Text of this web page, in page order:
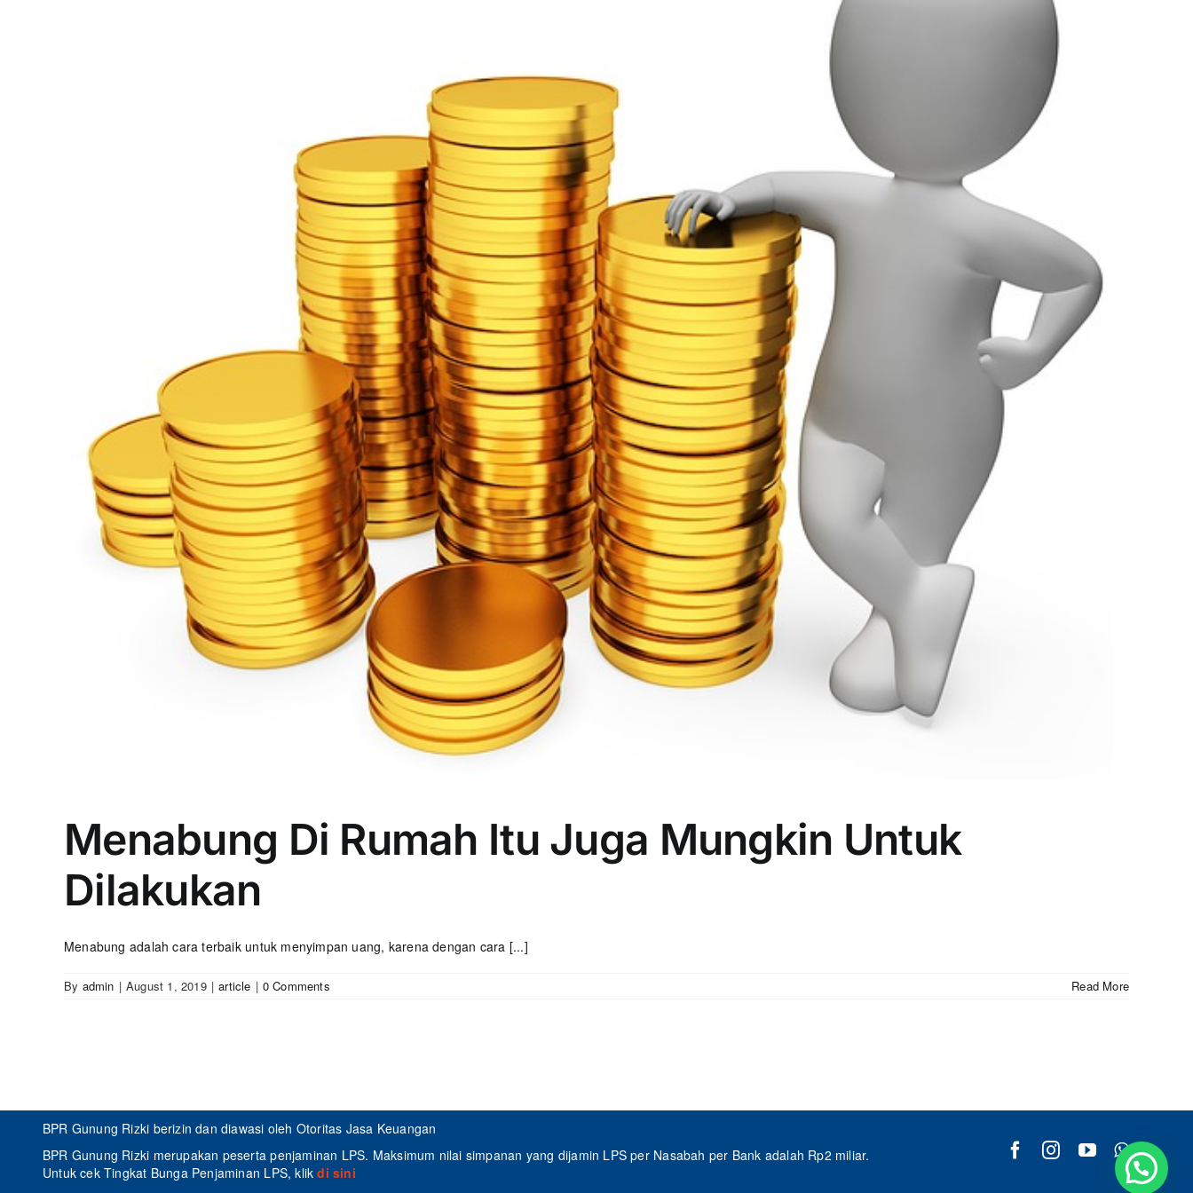
Menabung Di Rumah Itu Juga Mungkin Untuk
Dilakukan
Menabung adalah cara terbaik untuk menyimpan uang, karena dengan cara [...]
By admin | August 1, 2019 | article | 0 Comments Read More
BPR Gunung Rizki berizin dan diawasi oleh Otoritas Jasa Keuangan
BPR Gunung Rizki merupakan peserta penjaminan LPS. Maksimum nilai simpanan yang dijamin LPS per Nasabah per Bank adalah Rp2 miliar.
Untuk cek Tingkat Bunga Penjaminan LPS, klik di sini